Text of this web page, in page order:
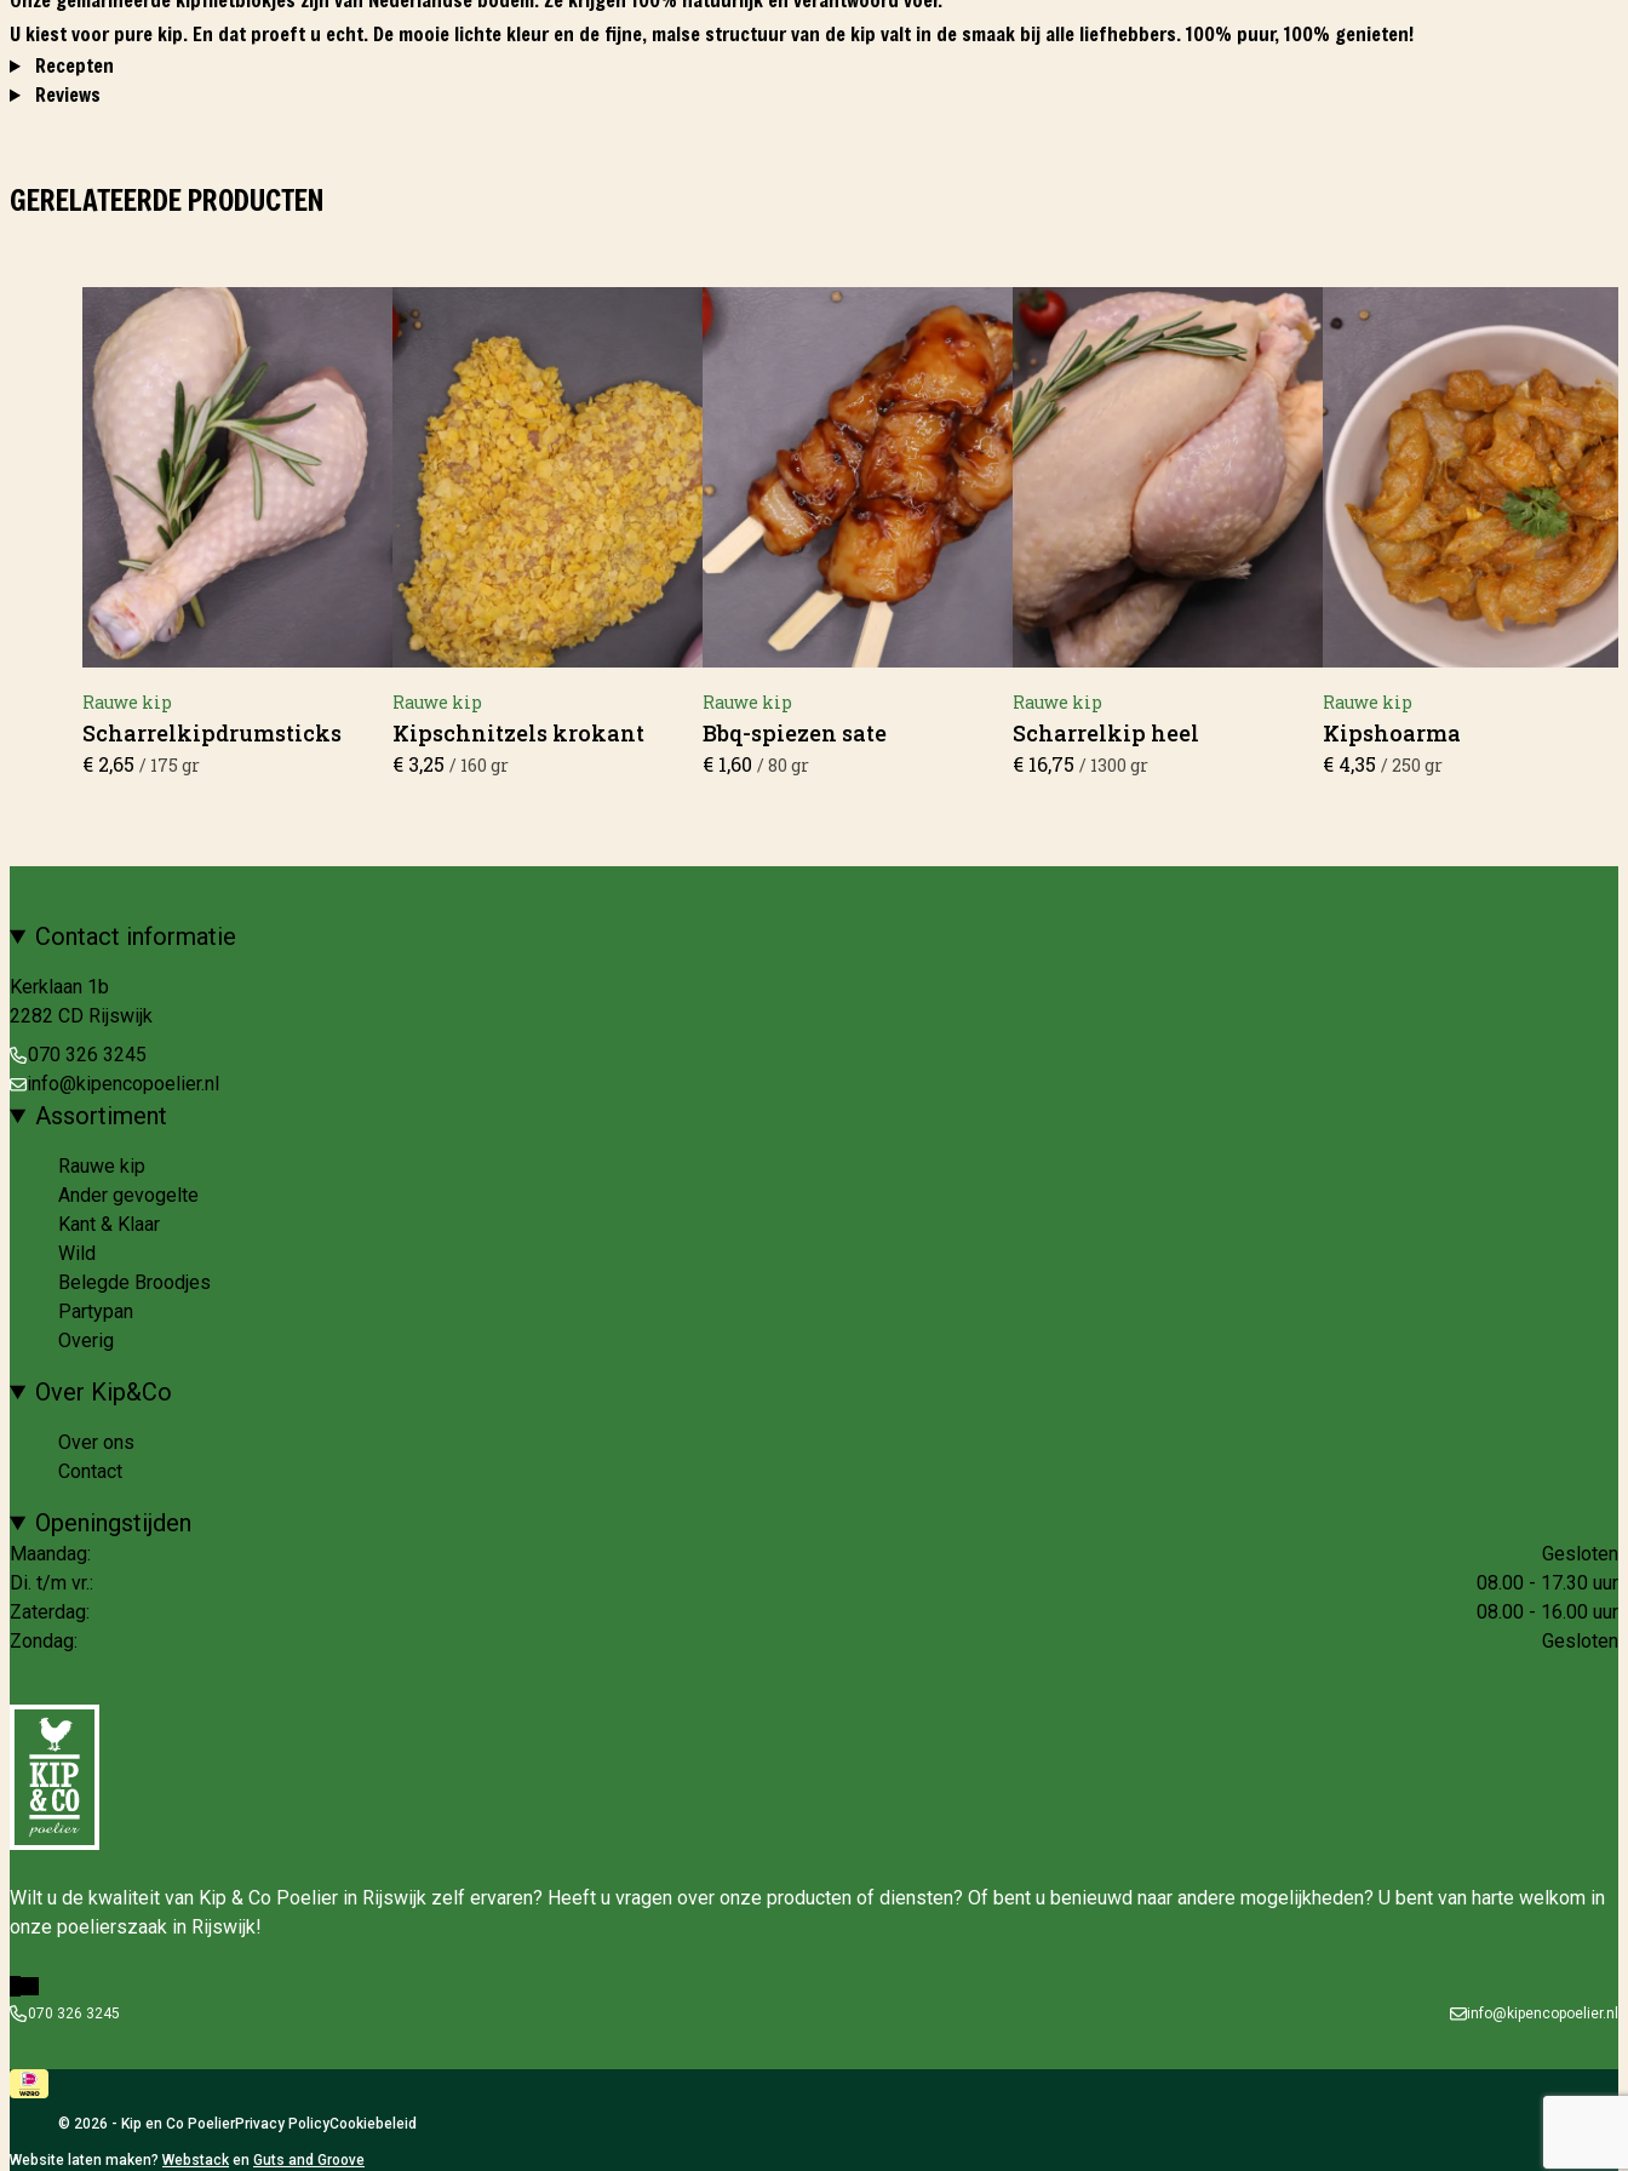
U kiest voor pure kip. En dat proeft u echt. De mooie lichte kleur en de fijne, malse structuur van de kip valt in de smaak bij alle liefhebbers. 100% puur, 100% genieten!
Recepten
Reviews
GERELATEERDE PRODUCTEN
Rauwe kip
Scharrelkipdrumsticks
€ 2,65 / 175 gr
Rauwe kip
Kipschnitzels krokant
€ 3,25 / 160 gr
Rauwe kip
Bbq-spiezen sate
€ 1,60 / 80 gr
Rauwe kip
Scharrelkip heel
€ 16,75 / 1300 gr
Rauwe kip
Kipshoarma
€ 4,35 / 250 gr
Contact informatie
Kerklaan 1b
2282 CD Rijswijk
070 326 3245
info@kipencopoelier.nl
Assortiment
Rauwe kip
Ander gevogelte
Kant & Klaar
Wild
Belegde Broodjes
Partypan
Overig
Over Kip&Co
Over ons
Contact
Openingstijden
Maandag:
Gesloten
Di. t/m vr.:
08.00 - 17.30 uur
Zaterdag:
08.00 - 16.00 uur
Zondag:
Gesloten
Wilt u de kwaliteit van Kip & Co Poelier in Rijswijk zelf ervaren? Heeft u vragen over onze producten of diensten? Of bent u benieuwd naar andere mogelijkheden? U bent van harte welkom in
onze poelierszaak in Rijswijk!
070 326 3245 info@kipencopoelier.nl
© 2026 - Kip en Co PoelierPrivacy PolicyCookiebeleid
Website laten maken? Webstack en Guts and Groove